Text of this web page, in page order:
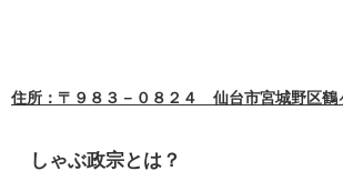
住所：〒９８３－０８２４ 仙台市宮城野区鶴
しゃぶ政宗とは？